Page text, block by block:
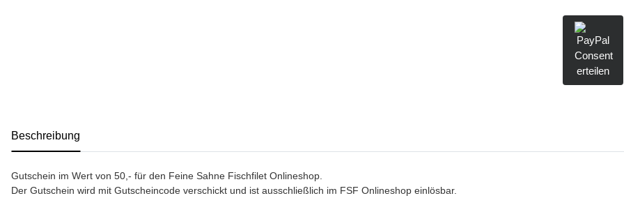
Consent
erteilen
Beschreibung
Gutschein im Wert von 50,- für den Feine Sahne Fischfilet Onlineshop.
Der Gutschein wird mit Gutscheincode verschickt und ist ausschließlich im FSF Onlineshop einlösbar.